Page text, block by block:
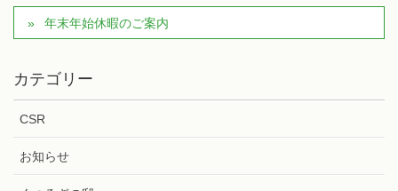
年末年始休暇のご案内
カテゴリー
CSR
お知らせ